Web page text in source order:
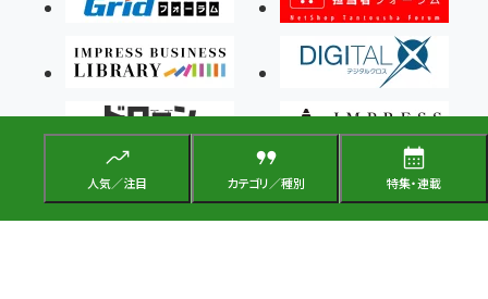
人気／注目 カテゴリ／種別 特集・連載